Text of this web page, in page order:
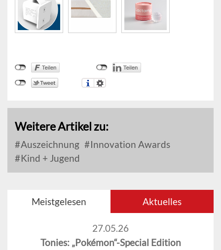
Weitere Artikel zu:
Auszeichnung
Innovation Awards
Kind + Jugend
Meistgelesen Aktuelles
27.05.26
Tonies: „Pokémon“-Special Edition